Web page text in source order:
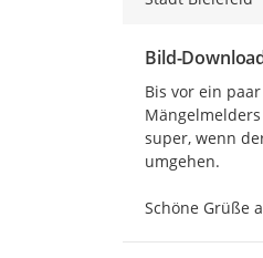
Bild-
Bis vor ein
super, wenn
umgehen.
Schöne Grüße